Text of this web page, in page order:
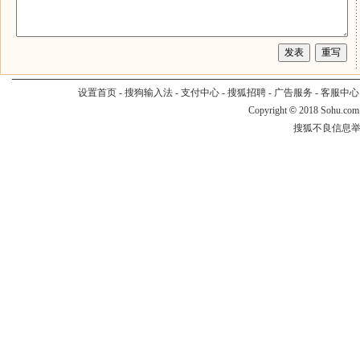
设置首页- 搜狗输入法- 支付中心- 搜狐招聘- 广告服务 - 客服中心
Copyright © 2018
搜狐不良信息